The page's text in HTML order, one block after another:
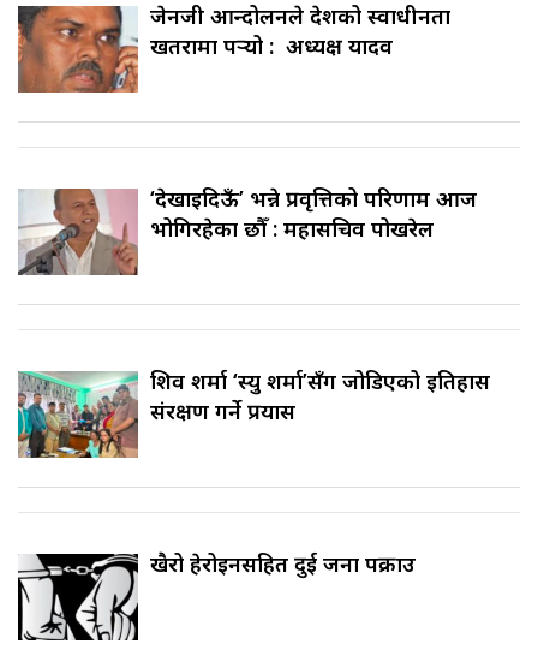
जेनजी आन्दोलनले देशको स्वाधीनता
खतरामा पर्‍यो : अध्यक्ष यादव
‘देखाइदिऊँ’ भन्ने प्रवृत्तिको परिणाम आज
भोगिरहेका छौँ : महासचिव पोखरेल
शिव शर्मा ‘स्यु शर्मा’सँग जोडिएको इतिहास
संरक्षण गर्ने प्रयास
खैरो हेरोइनसहित दुई जना पक्राउ